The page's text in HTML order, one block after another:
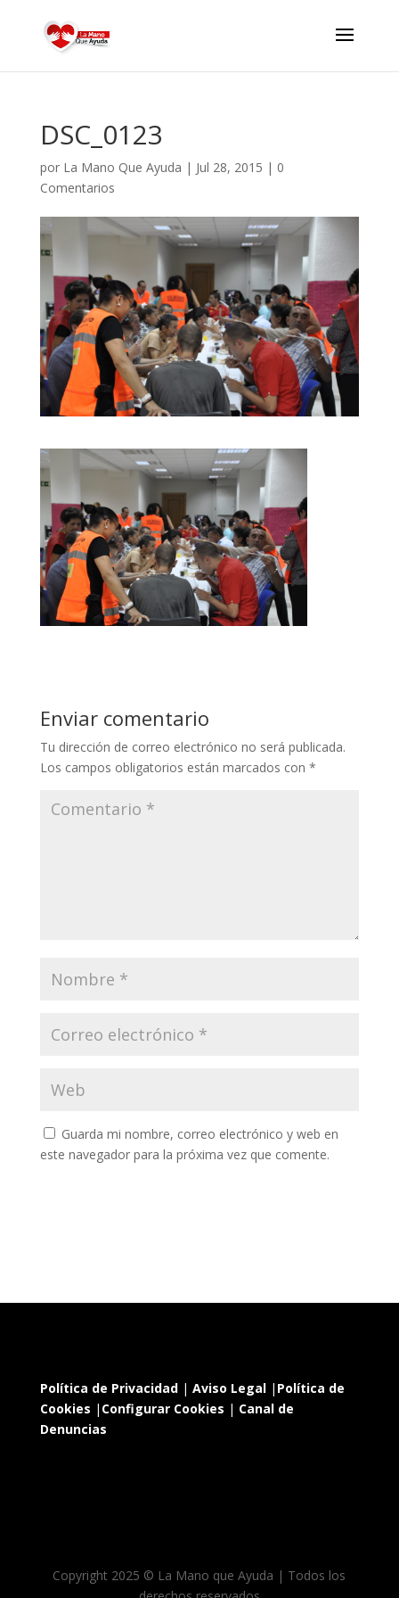
DSC_0123
por La Mano Que Ayuda | Jul 28, 2015 | 0
Comentarios
Enviar comentario
Tu dirección de correo electrónico no será publicada.
Los campos obligatorios están marcados con *
Guarda mi nombre, correo electrónico y web en
este navegador para la próxima vez que comente.
Política de Privacidad| Aviso Legal| Política de
Cookies | Configurar Cookies | Canal de
Denuncias
Copyright 2025 © La Mano que Ayuda | Todos los